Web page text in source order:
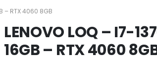
– RTX 4060 8GB
LENOVO LOQ – I7-
16GB – RTX 4060